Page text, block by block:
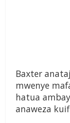
Baxter
mwenye
hatua
anaweza